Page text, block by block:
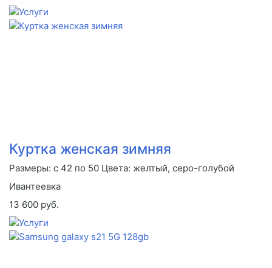
Куртка женская зимняя
Размеры: с 42 по 50 Цвета: желтый, серо-голубой
Ивантеевка
13 600 руб.